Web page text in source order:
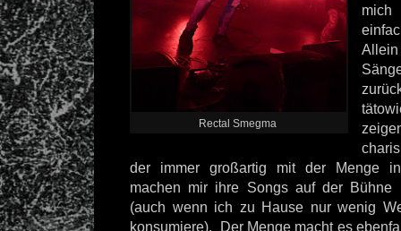
Rectal Smegma
der immer großartig mit der Menge
machen mir ihre Songs auf der Bühne
(auch wenn ich zu Hause nur wenig
konsumiere). Der Menge macht es